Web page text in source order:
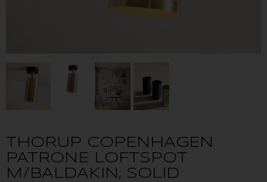
THORUP COPENHAGEN
PATRONE LOFTSPOT
M/BALDAKIN, SOLID